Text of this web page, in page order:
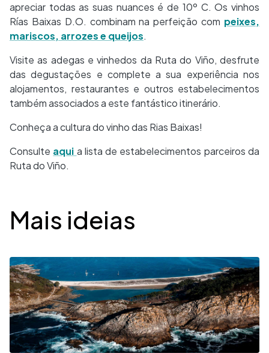
apreciar todas as suas nuances é de 10º C. Os vinhos
Rías Baixas D.O. combinam na perfeição com peixes,
mariscos, arrozes e queijos.
Visite as adegas e vinhedos da Ruta do Viño, desfrute
das degustações e complete a sua experiência nos
alojamentos, restaurantes e outros estabelecimentos
também associados a este fantástico itinerário.
Conheça a cultura do vinho das Rias Baixas!
Consulte aqui a lista de estabelecimentos parceiros da
Ruta do Viño.
Mais ideias